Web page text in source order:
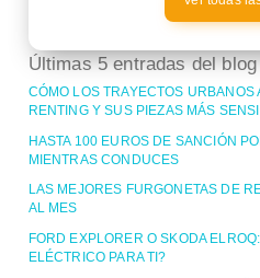
Últimas 5 entradas del blog
CÓMO LOS TRAYECTOS URBANOS
RENTING Y SUS PIEZAS MÁS
HASTA 100 EUROS DE SANCIÓN
MIENTRAS CONDUCES
LAS MEJORES FURGONETAS DE
AL MES
FORD EXPLORER O SKODA
ELÉCTRICO PARA TI?